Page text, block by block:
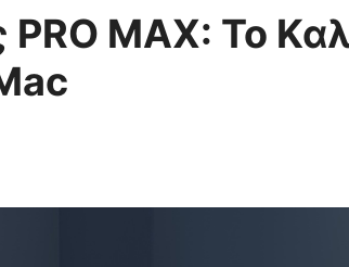
MAX: Το